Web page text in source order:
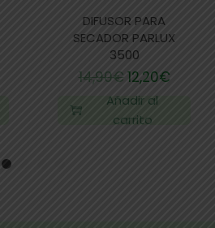
DIFUSOR PARA
SECADOR PARLUX
3500
14,90€ 12,20€
Añadir al
carrito